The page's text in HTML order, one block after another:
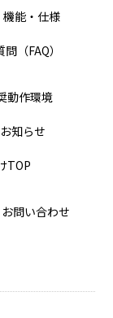
機能・仕様
（FAQ）
動作環境
お知らせ
TOP
お問い合わせ